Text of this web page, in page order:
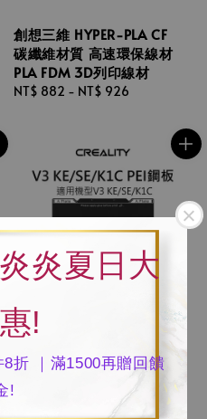
炎夏日大
!
8折 ｜滿1500再贈回饋
!
創想三維 HYPER-PLA CF
碳纖維材質 高速環保線材
PLA FDM 3D列印線材
Regular
NT$ 882 - NT$ 926